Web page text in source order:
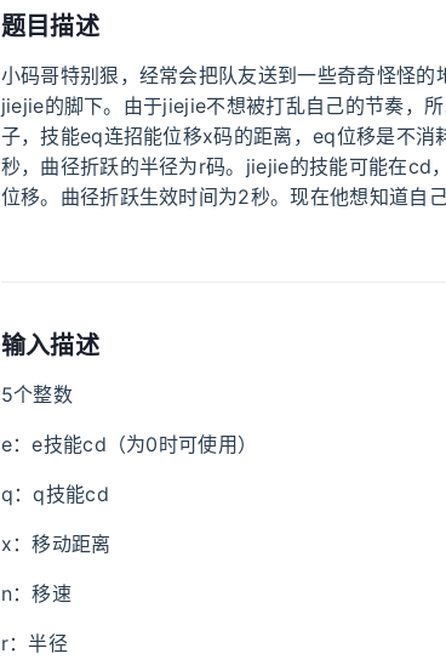
题目描述
小码哥特别狠，经常会把队友送到一些奇奇怪怪
jiejie的脚下。由于jiejie不想被打乱自己的节奏，
子，技能eq连招能位移x码的距离，eq位移是不
秒，曲径折跃的半径为r码。jiejie的技能可能在cd
位移。曲径折跃生效时间为2秒。现在他想知道自
输入描述
5个整数
e：e技能cd（为0时可使用）
q：q技能cd
x：移动距离
n：移速
r：半径